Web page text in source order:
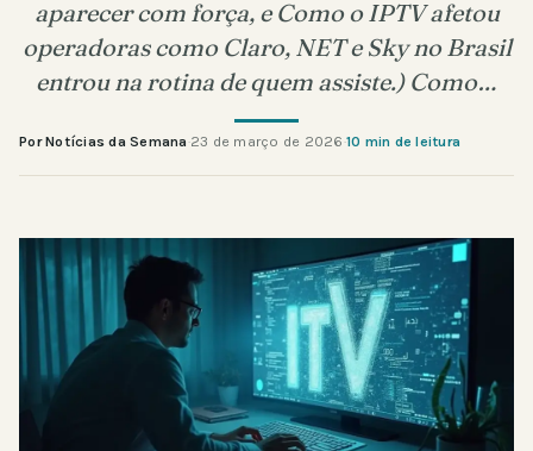
aparecer com força, e Como o IPTV afetou
operadoras como Claro, NET e Sky no Brasil
entrou na rotina de quem assiste.) Como…
Por Notícias da Semana·23 de março de 2026·10 min de leitura